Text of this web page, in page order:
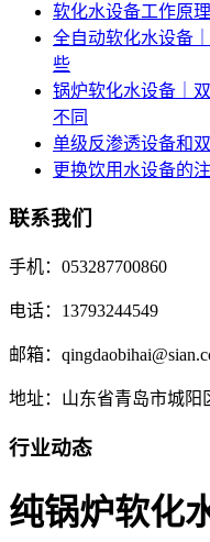
软化水设备工作原理
全自动软化水设备
些
锅炉软化水设备｜
不同
单级反渗透设备和
更换饮用水设备的
联系我们
手机：053287700860
电话：13793244549
邮箱：
地址：山东省青岛市城阳
行业动态
纯锅炉软化